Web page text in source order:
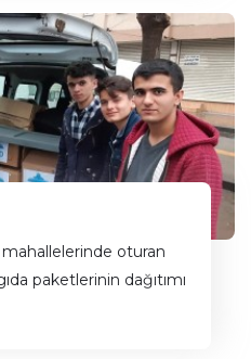
mahallelerinde oturan
paketlerinin dağıtımı